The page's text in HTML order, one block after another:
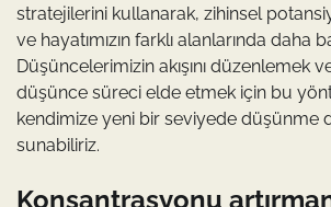
stratejilerini kullanarak, zihinsel
ve hayatımızın farklı alanlarında daha
Düşüncelerimizin akışını düzenlemek
düşünce süreci elde etmek için bu
kendimize yeni bir seviyede düşünme
sunabiliriz.
Konsantrasyonu